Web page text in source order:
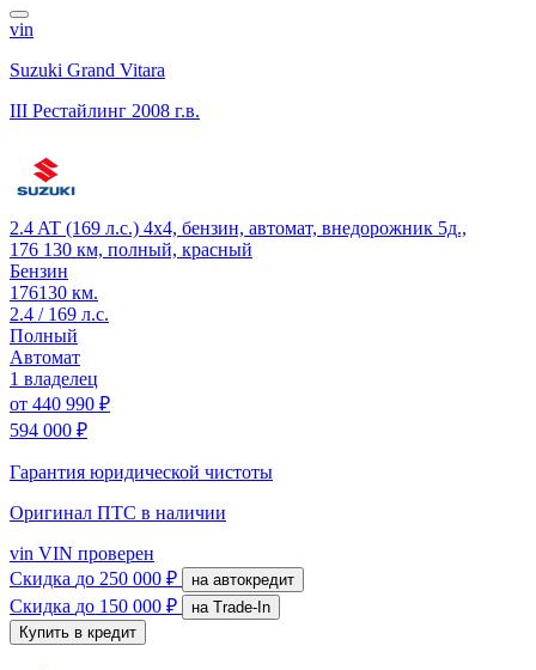
vin
Suzuki Grand Vitara
III Рестайлинг 2008 г.в.
2.4 AT (169 л.с.) 4x4, бензин, автомат, внедорожник 5д.,
176 130 км, полный, красный
Бензин
176130 км.
2.4 / 169 л.с.
Полный
Автомат
1 владелец
от 440 990 ₽
594 000 ₽
Гарантия юридической чистоты
Оригинал ПТС в наличии
vin VIN проверен
Скидка до 250 000 ₽ на автокредит
Скидка до 150 000 ₽
на Trade-In
Купить в кредит